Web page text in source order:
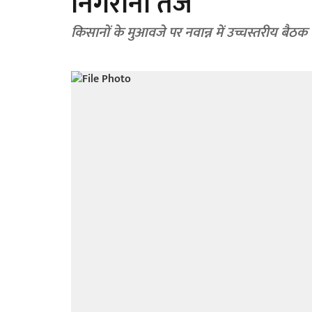
किसानों के मुआवजे पर नवान्न में उच्चस्तरीय बैठक